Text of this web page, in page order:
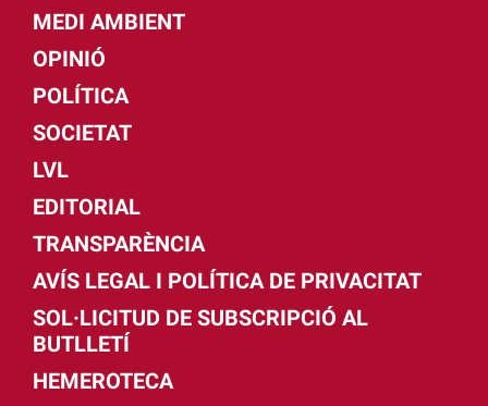
MEDI AMBIENT
OPINIÓ
POLÍTICA
SOCIETAT
LVL
EDITORIAL
TRANSPARÈNCIA
AVÍS LEGAL I POLÍTICA DE PRIVACITAT
SOL·LICITUD DE SUBSCRIPCIÓ AL
BUTLLETÍ
HEMEROTECA